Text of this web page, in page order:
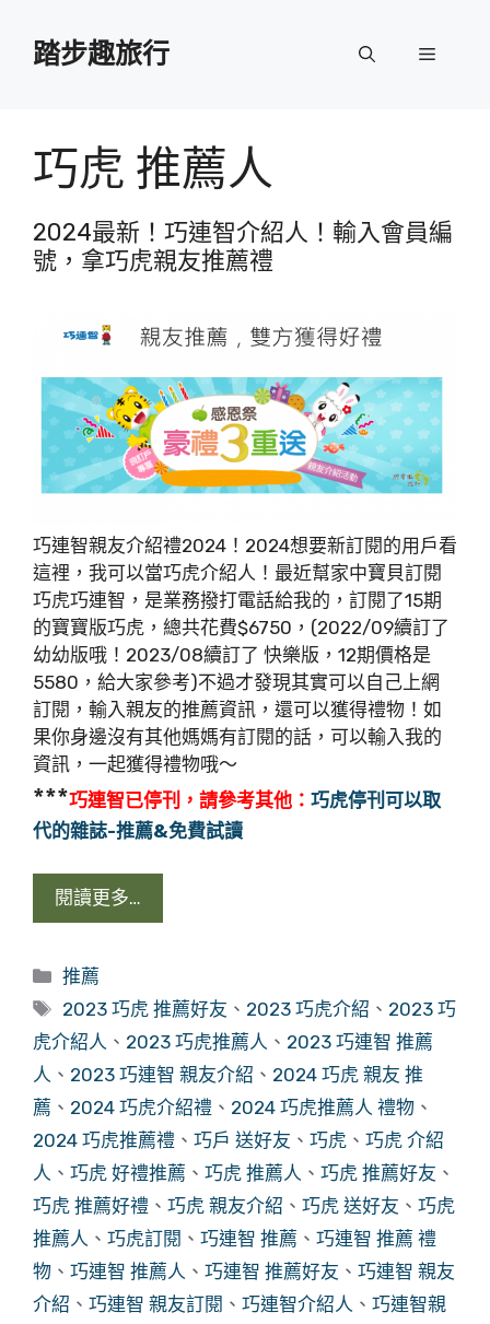
踏步趣旅行 選
巧虎 推薦人
2024最新！巧連智介紹人！輸入會員編
號，拿巧虎親友推薦禮
巧連智親友介紹禮2024！2024想要新訂閱的用戶看
這裡，我可以當巧虎介紹人！最近幫家中寶貝訂閱
巧虎巧連智，是業務撥打電話給我的，訂閱了15期
的寶寶版巧虎，總共花費$6750，(2022/09續訂了
幼幼版哦！2023/08續訂了 快樂版，12期價格是
5580，給大家參考)不過才發現其實可以自己上網
訂閱，輸入親友的推薦資訊，還可以獲得禮物！如
果你身邊沒有其他媽媽有訂閱的話，可以輸入我的
資訊，一起獲得禮物哦～
***巧連智已停刊，請參考其他： 巧虎停刊可以取
代的雜誌-推薦&免費試讀
閱讀更多…
分
類
推薦
標
籤
2023 巧虎 推薦好友 、 2023 巧虎介紹 、 2023 巧
虎介紹人 、 2023 巧虎推薦人 、 2023 巧連智 推薦
人 、 2023 巧連智 親友介紹 、 2024 巧虎 親友 推
薦 、 2024 巧虎介紹禮 、 2024 巧虎推薦人 禮物 、
2024 巧虎推薦禮 、 巧戶 送好友 、 巧虎 、 巧虎 介紹
人 、 巧虎 好禮推薦 、 巧虎 推薦人 、 巧虎 推薦好友 、
巧虎 推薦好禮 、 巧虎 親友介紹 、 巧虎 送好友 、 巧虎
推薦人 、 巧虎訂閱 、 巧連智 推薦 、 巧連智 推薦 禮
物 、 巧連智 推薦人 、 巧連智 推薦好友 、 巧連智 親友
介紹 、 巧連智 親友訂閱 、 巧連智介紹人 、 巧連智親